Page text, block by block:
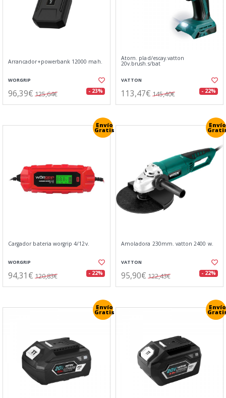
Arrancador+powerbank 12000 mah.
WORGRIP
96,39€ 125,64€ - 23%
Atorn. plad/escay.vatton
20v.brush.s/bat
VATTON
113,47€ 145,40€ - 22%
Envío
Gratis
Cargador bateria worgrip 4/12v.
WORGRIP
94,31€ 120,83€ - 22%
Envío
Amoladora 230mm. vatton 2400 w.
VATTON
95,90€ 122,43€ - 22%
Envío
Gratis
Envío